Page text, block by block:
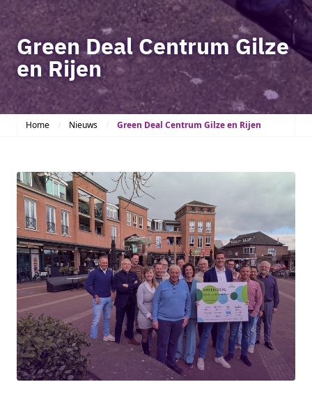
Green Deal Centrum Gilze
en Rijen
Home Nieuws Green Deal Centrum Gilze en Rijen